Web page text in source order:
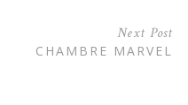
Next Post
CHAMBRE MARVEL